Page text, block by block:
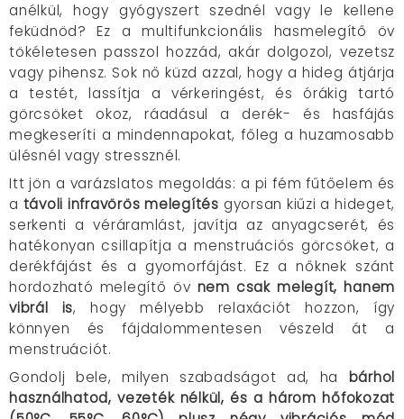
anélkül, hogy gyógyszert szednél vagy le kellene
feküdnöd? Ez a multifunkcionális hasmelegítő öv
tökéletesen passzol hozzád, akár dolgozol, vezetsz
vagy pihensz. Sok nő küzd azzal, hogy a hideg átjárja
a testét, lassítja a vérkeringést, és órákig tartó
görcsöket okoz, ráadásul a derék- és hasfájás
megkeseríti a mindennapokat, főleg a huzamosabb
ülésnél vagy stressznél.
Itt jön a varázslatos megoldás: a pi fém fűtőelem és
a távoli infravörös melegítés gyorsan kiűzi a hideget,
serkenti a véráramlást, javítja az anyagcserét, és
hatékonyan csillapítja a menstruációs görcsöket, a
derékfájást és a gyomorfájást. Ez a nőknek szánt
hordozható melegítő öv nem csak melegít, hanem
vibrál is, hogy mélyebb relaxációt hozzon, így
könnyen és fájdalommentesen vészeld át a
menstruációt.
Gondolj bele, milyen szabadságot ad, ha bárhol
használhatod, vezeték nélkül, és a három hőfokozat